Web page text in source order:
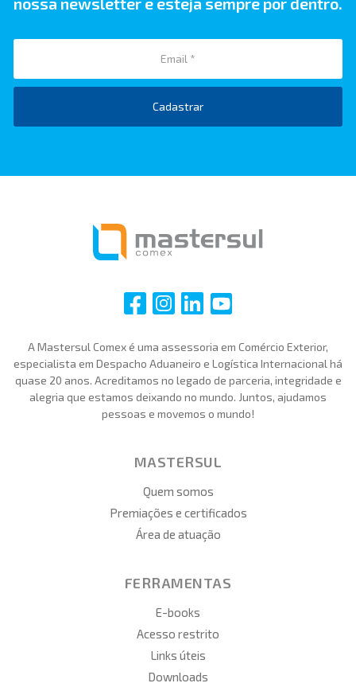
Cadastrar
i i i i
A Mastersul Comex é uma assessoria em Comércio Exterior,
especialista em Despacho Aduaneiro e Logística Internacional há
quase 20 anos. Acreditamos no legado de parceria, integridade e
alegria que estamos deixando no mundo. Juntos, ajudamos
pessoas e movemos o mundo!
MASTERSUL
Quem somos
Premiações e certificados
Área de atuação
FERRAMENTAS
E-books
Acesso restrito
Links úteis
Downloads